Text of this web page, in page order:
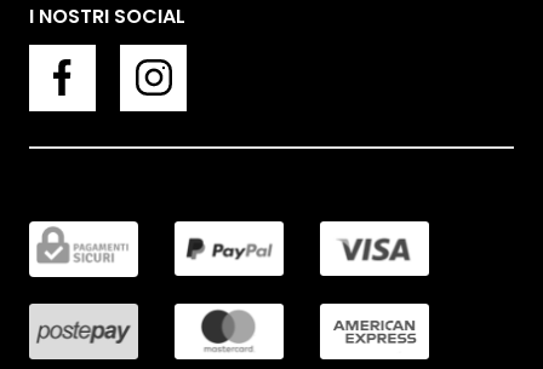
I NOSTRI SOCIAL